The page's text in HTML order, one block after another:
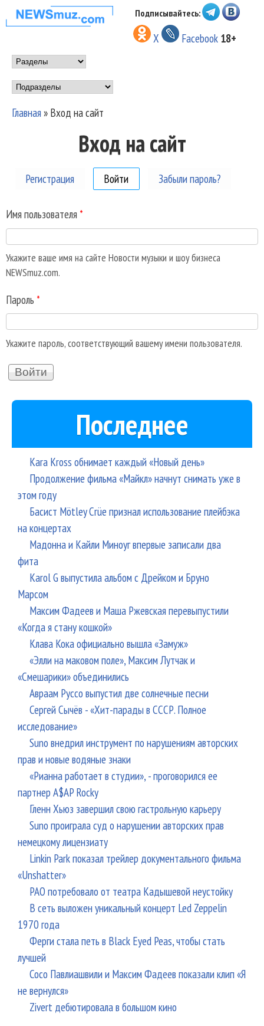
Перейти к основному
содержанию
НОВОСТИ
МУЗЫКИ И
ШОУ БИЗНЕСА
NEWSMUZ.COM
Подписывайтесь:
X Facebook 18+
Main menu
Подразделы
Вы здесь
Главная» Вход на сайт
Вход на сайт
Регистрация Войти (активная вкладка)
Забыли пароль?
Имя пользователя *
Укажите ваше имя на сайте Новости музыки и шоу бизнеса
NEWSmuz.com.
Пароль *
Укажите пароль, соответствующий вашему имени пользователя.
Последнее
Kara Kross обнимает каждый «Новый день»
Продолжение фильма «Майкл» начнут снимать уже в
этом году
Басист Mötley Crüe признал использование плейбэка
на концертах
Мадонна и Кайли Миноуг впервые записали два
фита
Karol G выпустила альбом с Дрейком и Бруно
Марсом
Максим Фадеев и Маша Ржевская перевыпустили
«Когда я стану кошкой»
Клава Кока официально вышла «Замуж»
«Элли на маковом поле», Максим Лутчак и
«Смешарики» объединились
Авраам Руссо выпустил две солнечные песни
Сергей Сычёв - «Хит-парады в СССР. Полное
исследование»
Suno внедрил инструмент по нарушениям авторских
прав и новые водяные знаки
«Рианна работает в студии», - проговорился ее
партнер A$AP Rocky
Гленн Хьюз завершил свою гастрольную карьеру
Suno проиграла суд о нарушении авторских прав
немецкому лицензиату
Linkin Park показал трейлер документального фильма
«Unshatter»
РАО потребовало от театра Кадышевой неустойку
В сеть выложен уникальный концерт Led Zeppelin
1970 года
Ферги стала петь в Black Eyed Peas, чтобы стать
лучшей
Сосо Павлиашвили и Максим Фадеев показали клип «Я
не вернулся»
Zivert дебютировала в большом кино